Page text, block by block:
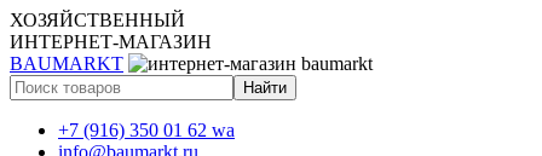
ХОЗЯЙСТВЕННЫЙ
ИНТЕРНЕТ-МАГАЗИН
BAUMARKT
+7 (916) 350 01 62 wa
info@baumarkt.ru